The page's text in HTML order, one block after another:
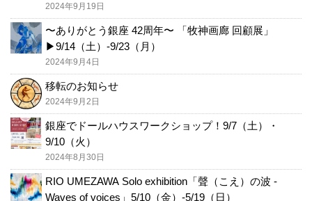
2024年9月19日
〜ありがとう銀座 42周年〜 「牧神画廊 回顧展」
▶︎9/14（土）-9/23（月）
2024年9月4日
移転のお知らせ
2024年9月2日
銀座でドールハウスワークショップ！9/7（土）・
9/10（火）
2024年8月30日
RIO UMEZAWA Solo exhibition「聲（こえ）の波 -
Waves of voices」5/10（金）-5/19（日）